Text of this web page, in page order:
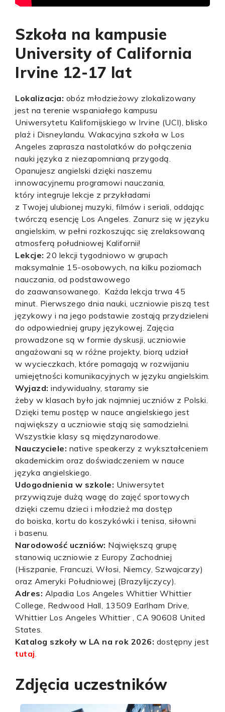
Szkoła na kampusie
University of California
Irvine 12-17 lat
Lokalizacja: obóz młodzieżowy zlokalizowany
jest na terenie wspaniałego kampusu
Uniwersytetu Kalifornijskiego w Irvine (UCI), blisko
plaż i Disneylandu. Wakacyjna szkoła w Los
Angeles zaprasza nastolatków do połączenia
nauki języka z niezapomnianą przygodą.
Opanujesz angielski dzięki naszemu
innowacyjnemu programowi nauczania,
który integruje lekcje z przykładami
z Twojej ulubionej muzyki, filmów i seriali, oddając
twórczą esencję Los Angeles. Zanurz się w języku
angielskim, w pełni rozkoszując się zrelaksowaną
atmosferą południowej Kalifornii!
Lekcje: 20 lekcji tygodniowo w grupach
maksymalnie 15-osobowych, na kilku poziomach
nauczania, od podstawowego
do zaawansowanego. Każda lekcja trwa 45
minut. Pierwszego dnia nauki, uczniowie piszą test
językowy i na jego podstawie zostają przydzieleni
do odpowiedniej grupy językowej. Zajęcia
prowadzone są w formie dyskusji, uczniowie
angażowani są w różne projekty, biorą udział
w wycieczkach, które pomagają w rozwijaniu
umiejętności komunikacyjnych w języku angielskim.
Wyjazd: indywidualny, staramy sie
żeby w klasach było jak najmniej uczniów z Polski.
Dzięki temu postęp w nauce angielskiego jest
największy a uczniowie stają się samodzielni.
Wszystkie klasy są międzynarodowe.
Nauczyciele: native speakerzy z wykształceniem
akademickim oraz doświadczeniem w nauce
języka angielskiego.
Udogodnienia w szkole: Uniwersytet
przywiązuje dużą wagę do zajęć sportowych
dzięki czemu dzieci i młodzież ma dostęp
do boiska, kortu do koszykówki i tenisa, siłowni
i basenu.
Narodowość uczniów: Największą grupę
stanowią uczniowie z Europy Zachodniej
(Hiszpanie, Francuzi, Włosi, Niemcy, Szwajcarzy)
oraz Ameryki Południowej (Brazylijczycy).
Adres: Alpadia Los Angeles Whittier Whittier
College, Redwood Hall, 13509 Earlham Drive,
Whittier Los Angeles Whittier , CA 90608 United
States.
Katalog szkoły w LA na rok 2026: dostępny jest
tutaj.
Zdjęcia uczestników